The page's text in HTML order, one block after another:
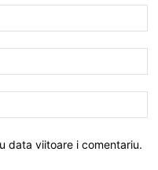
data viitoare i comentariu.